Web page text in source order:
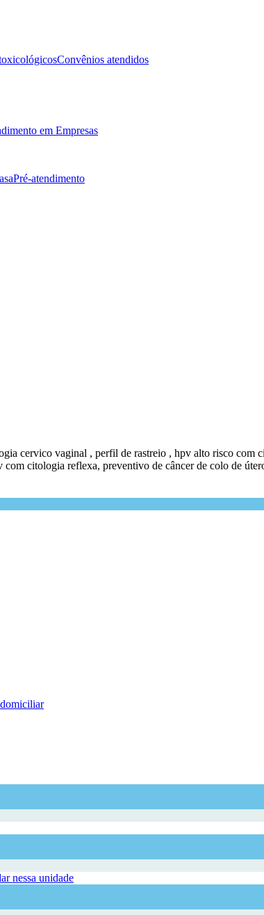
Convênios atendidos
em Empresas
Pré-atendimento
cervico vaginal , perfil de rastreio , hpv alto risco
citologia reflexa, preventivo de câncer de colo de
nessa unidade